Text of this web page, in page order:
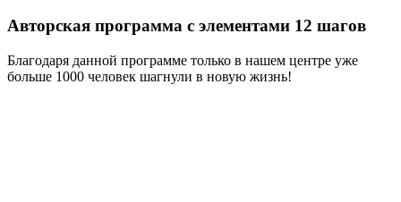
Авторская программа с элементами 12 шагов
Благодаря данной программе только в нашем центре уже
больше 1000 человек шагнули в новую жизнь!